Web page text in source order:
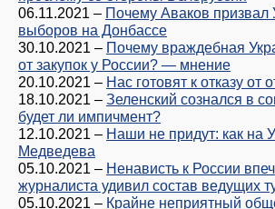
06.11.2021 – Почему Аваков призвал
выборов на Донбассе
30.10.2021 – Почему враждебная
от закупок у России? — мнение
20.10.2021 – Нас готовят к отказу
18.10.2021 – Зеленский сознался в
будет ли импичмент?
12.10.2021 – Наши не придут: как на
Медведева
05.10.2021 – Ненависть к России
журналиста удивил состав ведущих
05.10.2021 – Крайне неприятный